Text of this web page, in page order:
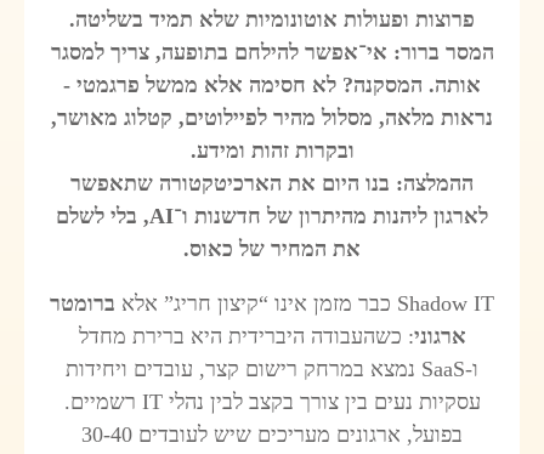
פרוצות ופעולות אוטונומיות שלא תמיד בשליטה.
המסר ברור: אי־אפשר להילחם בתופעה, צריך למסגר
אותה. המסקנה? לא חסימה אלא ממשל פרגמטי -
נראות מלאה, מסלול מהיר לפיילוטים, קטלוג מאושר,
ובקרות זהות ומידע.
ההמלצה: בנו היום את הארכיטקטורה שתאפשר
לארגון ליהנות מהיתרון של חדשנות ו־AI, בלי לשלם
את המחיר של כאוס.
Shadow IT כבר מזמן אינו “קיצון חריג” אלא
ברומטר
ארגוני: כשהעבודה היברידית היא ברירת מחדל
ו‑SaaS נמצא במרחק רישום קצר, עובדים ויחידות
עסקיות נעים בין צורך בקצב לבין נהלי IT רשמיים.
בפועל, ארגונים מעריכים שיש לעובדים 30-40